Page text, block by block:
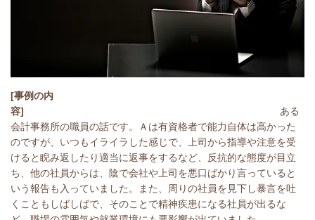
[事例の内
容]
ある
会計事務所の職員の話です。Ａは有資格者で能力自体は高かった
のですが、いつもイライラした感じで、上司から指導や注意を受
けると睨み返したり適当に返事をするなど、反抗的な態度が目立
ち、他の社員からは、陰で会社や上司を悪口ばかり言っていると
いう報告も入っていました。また、周りの社員を見下し暴言を吐
くこともしばしばで、そのことで精神疾患になる社員が出るな